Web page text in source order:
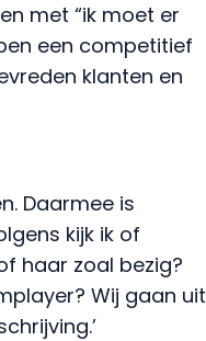
met “ik moet er
een competitief
klanten en
Daarmee is
kijk ik of
haar zoal bezig?
Wij gaan uit